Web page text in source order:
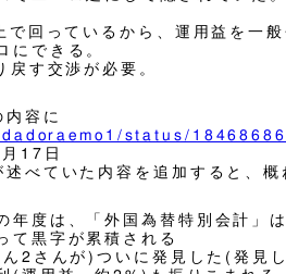
回っているから、運用益を一
にできる。
す交渉が必要。
容に
status/
17日
べていた内容を追加すると、
年度は、「外国為替特別会計」
て黒字が累積される
2さんが)ついに発見した(発見